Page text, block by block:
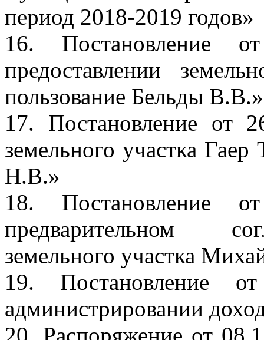
период 2018-2019 годов»
16.
предоставлении
пользование Бельды В.В.»
17. Постановление
земельного участка
Н.В.»
18.
предварительном
земельного участка
19.
администрировании